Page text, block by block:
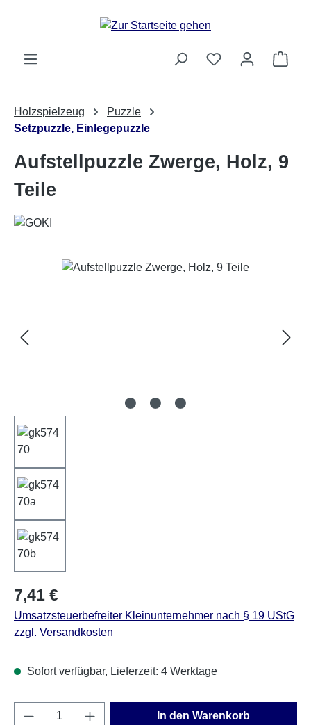
Zum Hauptinhalt springen
Holzspielzeug
Puzzle
Setzpuzzle, Einlegepuzzle
Aufstellpuzzle Zwerge, Holz, 9
Teile
Bildergalerie überspringen
Regulärer Preis:
7,41 €
Umsatzsteuerbefreiter Kleinunternehmer nach § 19 UStG
zzgl. Versandkosten
Sofort verfügbar, Lieferzeit: 4 Werktage
Produkt Anzahl: Gib den gewünschten
In den Warenkorb